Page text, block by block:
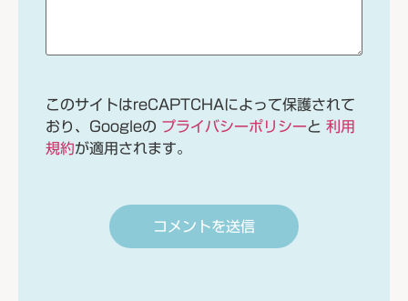
このサイトはreCAPTCHAによって保護されて
おり、Googleの プライバシーポリシーと 利用
規約が適用されます。